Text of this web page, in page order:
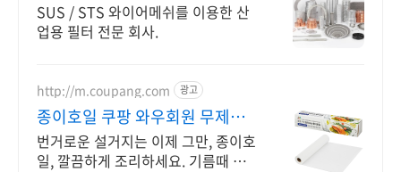
SUS / STS 와이어메쉬를 이용한 산
업용 필터 전문 회사.
http://m.coupang.com 광고
종이호일 쿠팡 와우회원 무제한
무료배송
번거로운 설거지는 이제 그만, 종이호
일, 깔끔하게 조리하세요. 기름때 걱